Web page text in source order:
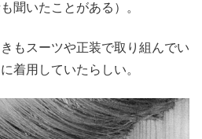
聞いたことがある）。
もスーツや正装で取り組んでい
着用していたらしい。